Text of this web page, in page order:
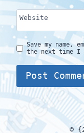
Website
Save my name,
the next time I